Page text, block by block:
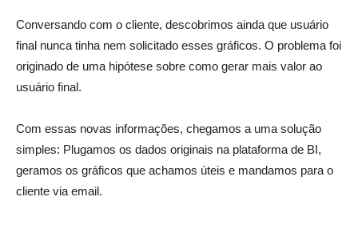
Conversando com o cliente, descobrimos ainda que usuário
final nunca tinha nem solicitado esses gráficos. O problema foi
originado de uma hipótese sobre como gerar mais valor ao
usuário final.
Com essas novas informações, chegamos a uma solução
simples: Plugamos os dados originais na plataforma de BI,
geramos os gráficos que achamos úteis e mandamos para o
cliente via email.